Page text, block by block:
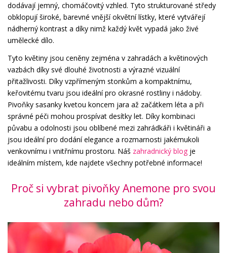
dodávají jemný, chomáčovitý vzhled. Tyto strukturované středy
obklopují široké, barevné vnější okvětní lístky, které vytvářejí
nádherný kontrast a díky nimž každý květ vypadá jako živé
umělecké dílo.
Tyto květiny jsou ceněny zejména v zahradách a květinových
vazbách díky své dlouhé životnosti a výrazné vizuální
přitažlivosti. Díky vzpřímeným stonkům a kompaktnímu,
keřovitému tvaru jsou ideální pro okrasné rostliny i nádoby.
Pivoňky sasanky kvetou koncem jara až začátkem léta a při
správné péči mohou prospívat desítky let. Díky kombinaci
půvabu a odolnosti jsou oblíbené mezi zahrádkáři i květináři a
jsou ideální pro dodání elegance a rozmarnosti jakémukoli
venkovnímu i vnitřnímu prostoru. Náš zahradnický blog je
ideálním místem, kde najdete všechny potřebné informace!
Proč si vybrat pivoňky Anemone pro svou
zahradu nebo dům?